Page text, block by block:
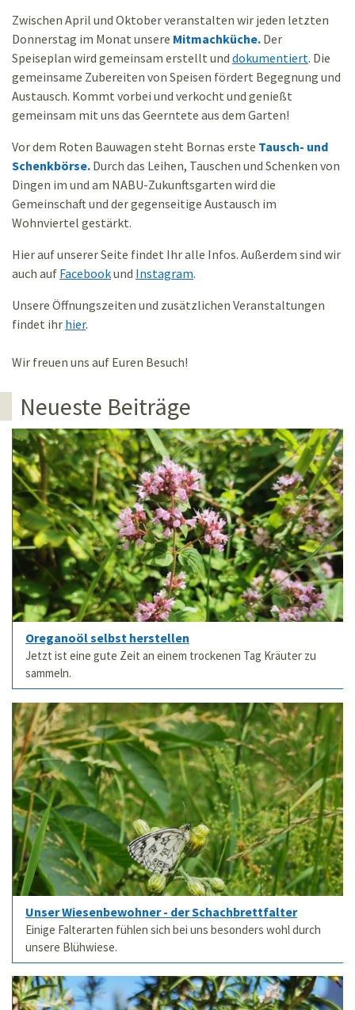
Zwischen April und Oktober veranstalten wir jeden letzten
Donnerstag im Monat unsere Mitmachküche. Der
Speiseplan wird gemeinsam erstellt und dokumentiert. Die
gemeinsame Zubereiten von Speisen fördert Begegnung und
Austausch. Kommt vorbei und verkocht und genießt
gemeinsam mit uns das Geerntete aus dem Garten!
Vor dem Roten Bauwagen steht Bornas erste Tausch- und
Schenkbörse. Durch das Leihen, Tauschen und Schenken von
Dingen im und am NABU-Zukunftsgarten wird die
Gemeinschaft und der gegenseitige Austausch im
Wohnviertel gestärkt.
Hier auf unserer Seite findet Ihr alle Infos. Außerdem sind wir
auch auf Facebookund Instagram.
Unsere Öffnungszeiten und zusätzlichen Veranstaltungen
findet ihr hier.
Wir freuen uns auf Euren Besuch!
Neueste Beiträge
Oreganoöl selbst herstellen
Jetzt ist eine gute Zeit an einem trockenen Tag Kräuter zu
sammeln.
Unser Wiesenbewohner - der Schachbrettfalter
Einige Falterarten fühlen sich bei uns besonders wohl durch
unsere Blühwiese.